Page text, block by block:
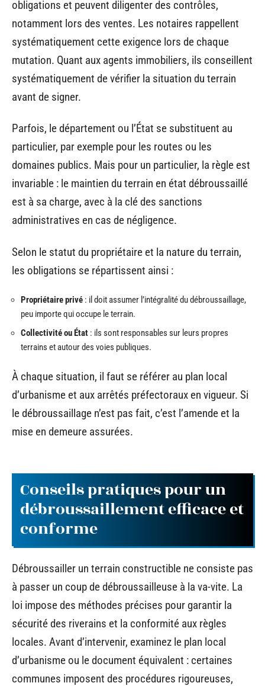
obligations et peuvent diligenter des contrôles,
notamment lors des ventes. Les notaires rappellent
systématiquement cette exigence lors de chaque
mutation. Quant aux agents immobiliers, ils conseillent
systématiquement de vérifier la situation du terrain
avant de signer.
Parfois, le département ou l’État se substituent au
particulier, par exemple pour les routes ou les
domaines publics. Mais pour un particulier, la règle est
invariable : le maintien du terrain en état débroussaillé
est à sa charge, avec à la clé des sanctions
administratives en cas de négligence.
Selon le statut du propriétaire et la nature du terrain,
les obligations se répartissent ainsi :
Propriétaire privé : il doit assumer l’intégralité du débroussaillage,
peu importe qui occupe le terrain.
Collectivité ou État : ils sont responsables sur leurs propres
terrains et autour des voies publiques.
À chaque situation, il faut se référer au plan local
d’urbanisme et aux arrêtés préfectoraux en vigueur. Si
le débroussaillage n’est pas fait, c’est l’amende et la
mise en demeure assurées.
Conseils pratiques pour un
débroussaillement efficace et
conforme
Débroussailler un terrain constructible ne consiste pas
à passer un coup de débroussailleuse à la va-vite. La
loi impose des méthodes précises pour garantir la
sécurité des riverains et la conformité aux règles
locales. Avant d’intervenir, examinez le plan local
d’urbanisme ou le document équivalent : certaines
communes imposent des procédures rigoureuses,